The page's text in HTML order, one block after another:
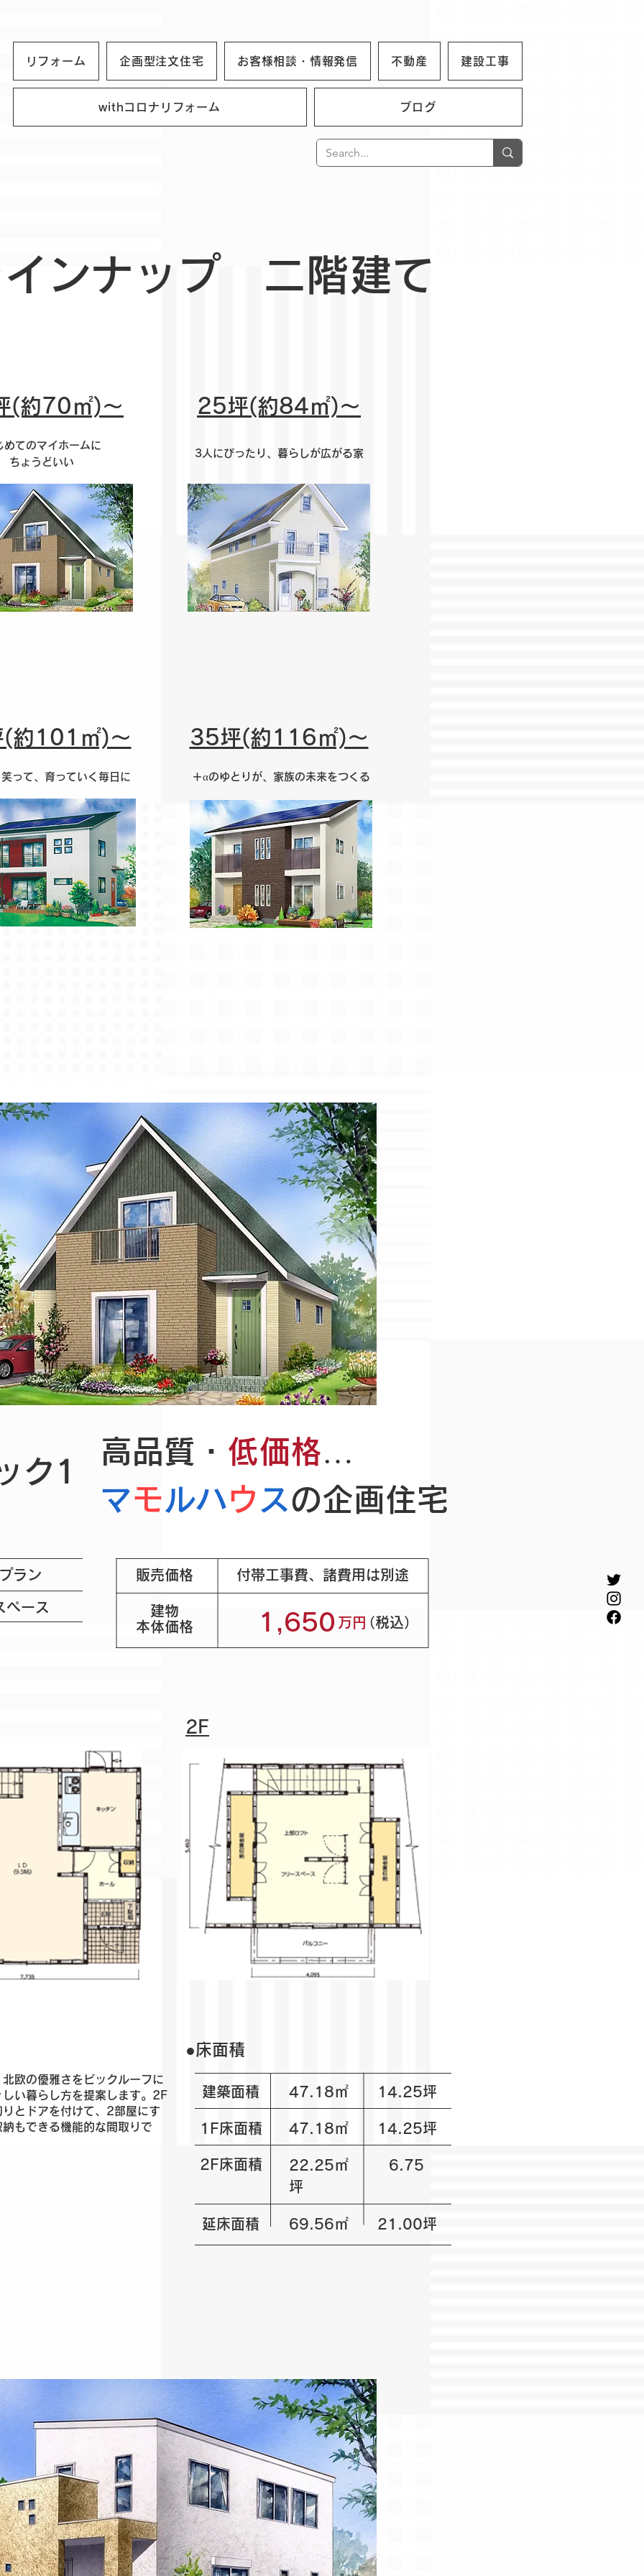
リフォーム 企画型注文住宅 お客様相談・情報発信 不動産 建設工事
withコロナリフォーム ブログ
ンナップ 二階建て
(約70㎡)～
めてのマイホームに
ちょうどいい
25坪(約84㎡)～
3人にぴったり、暮らしが広がる家
約101㎡)～
って、育っていく毎日に
35坪(約116㎡)～
＋αのゆとりが、家族の未来をつくる
ク1
高品質・ 低価格…
マモルハウ スの企画住宅
ラン 販売価格 付帯工事費、諸費用は別途
建物
​本体価格
1,650 ​万円​（税込）
ペース
2F
​●床面積
欧の優雅さをビックルーフに
い暮らし方を提案します。2F
とドアを付けて、2部屋にす
もできる機能的な間取りで
建築面積 47.18㎡ 14.25坪
1F床面積 47.18㎡ 14.25坪
2F床面積
22.25㎡ 6.75
坪
延床面積 69.56㎡ 21.00坪